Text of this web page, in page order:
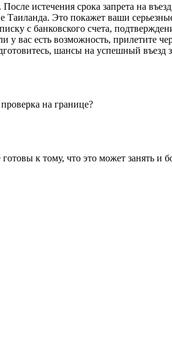
истечения срока запрета на
Это покажет ваши
с банковского счета,
вас есть возможность, прилетите
шансы на успешный въезд
на границе?
к тому, что это может занять и